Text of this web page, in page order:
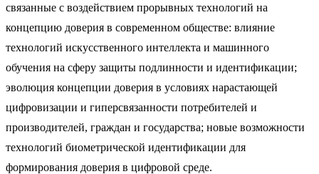
связанные с воздействием прорывных технологий на
концепцию доверия в современном обществе: влияние
технологий искусственного интеллекта и машинного
обучения на сферу защиты подлинности и идентификации;
эволюция концепции доверия в условиях нарастающей
цифровизации и гиперсвязанности потребителей и
производителей, граждан и государства; новые возможности
технологий биометрической идентификации для
формирования доверия в цифровой среде.